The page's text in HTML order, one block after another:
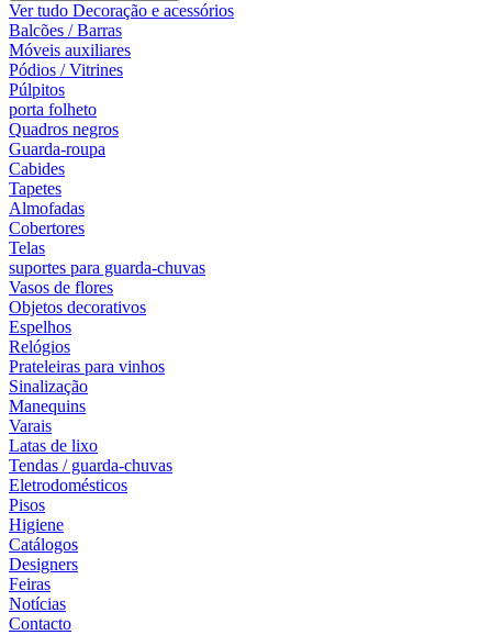
Ver tudo Decoração e acessórios
Balcões / Barras
Móveis auxiliares
Pódios / Vitrines
Púlpitos
porta folheto
Quadros negros
Guarda-roupa
Cabides
Tapetes
Almofadas
Cobertores
Telas
suportes para guarda-chuvas
Vasos de flores
Objetos decorativos
Espelhos
Relógios
Prateleiras para vinhos
Sinalização
Manequins
Varais
Latas de lixo
Tendas / guarda-chuvas
Eletrodomésticos
Pisos
Higiene
Catálogos
Designers
Feiras
Notícias
Contacto